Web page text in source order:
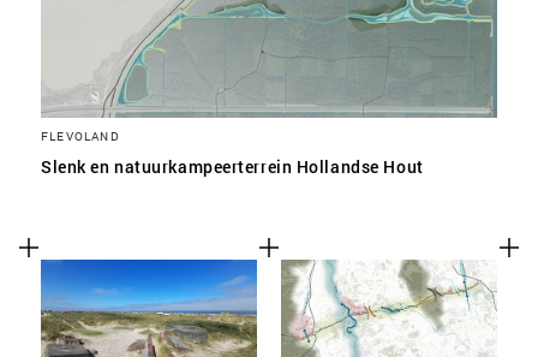
FLEVOLAND
Slenk en natuurkampeerterrein Hollandse Hout